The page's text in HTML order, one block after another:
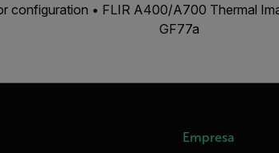
configuration • FLIR A400/A700 Thermal
GF77a
Empresa